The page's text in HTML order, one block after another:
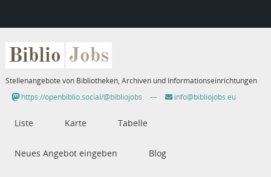
Biblio Jobs
Stellenangebote von Bibliotheken, Archiven und Informationseinrichtungen
https://openbiblio.social/@bibliojobs
— info@bibliojobs.eu
Liste Karte Tabelle
Neues Angebot eingeben Blog